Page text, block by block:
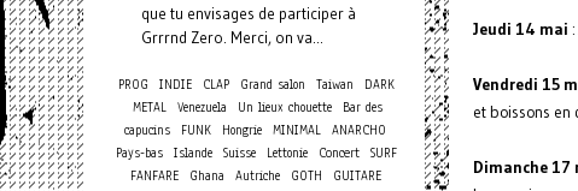
Jeudi 14 mai
Vendredi 15
et boissons en
Dimanche 17
que tu envisages de participer à
Grrrnd Zero. Merci, on va...
PROG INDIE CLAP Grand salon Taiwan
DARK
METAL
Venezuela Un lieux chouette
Bar des
capucins
FUNK Hongrie MINIMAL
ANARCHO
Pays-bas
Islande Suisse Lettonie Concert
SURF
FANFARE
Ghana Autriche GOTH
GUITARE